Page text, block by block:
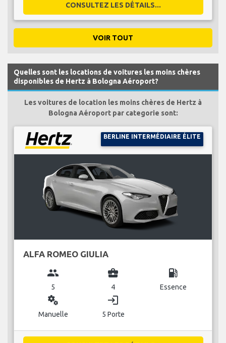
CONSULTEZ LES DÉTAILS...
VOIR TOUT
Quelles sont les locations de voitures les moins chères
disponibles de Hertz à Bologna Aéroport?
Les voitures de location les moins chères de Hertz à
Bologna Aéroport par categorie sont:
BERLINE INTERMÉDIAIRE ÉLITE
ALFA ROMEO GIULIA
group
5
business_center
4
local_gas_station
Essence
miscellaneous_services
Manuelle
login
5 Porte